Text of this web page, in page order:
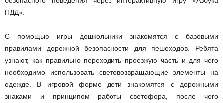
ПДД».
С помощью игры дошкольники знакомятся с базовыми
правилами дорожной безопасности для пешеходов. Ребята
узнают, как правильно переходить проезжую часть и для чего
необходимо использовать световозвращающие элементы на
одежде. В игровой форме дети знакомятся с дорожными
знаками и принципом работы светофора, после чего